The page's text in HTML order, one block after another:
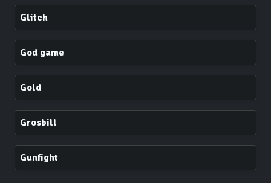
Glitch
God game
Gold
Grosbill
Gunfight